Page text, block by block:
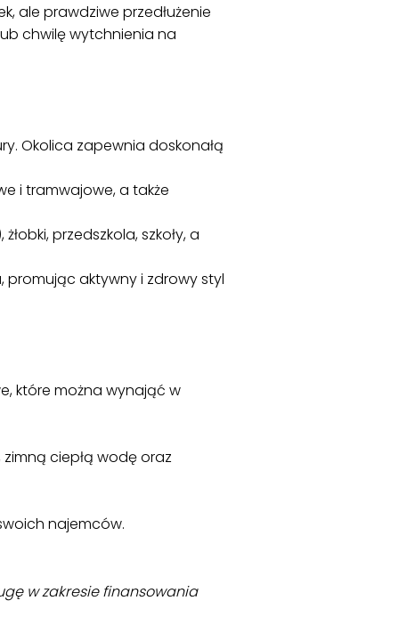
ale prawdziwe przedłużenie
chwilę wytchnienia na
Okolica zapewnia doskonałą
i tramwajowe, a także
przedszkola, szkoły, a
promując aktywny i zdrowy styl
które można wynająć w
ciepłą wodę oraz
najemców.
w zakresie finansowania